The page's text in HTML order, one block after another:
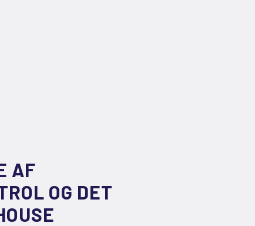
AF
OG DET